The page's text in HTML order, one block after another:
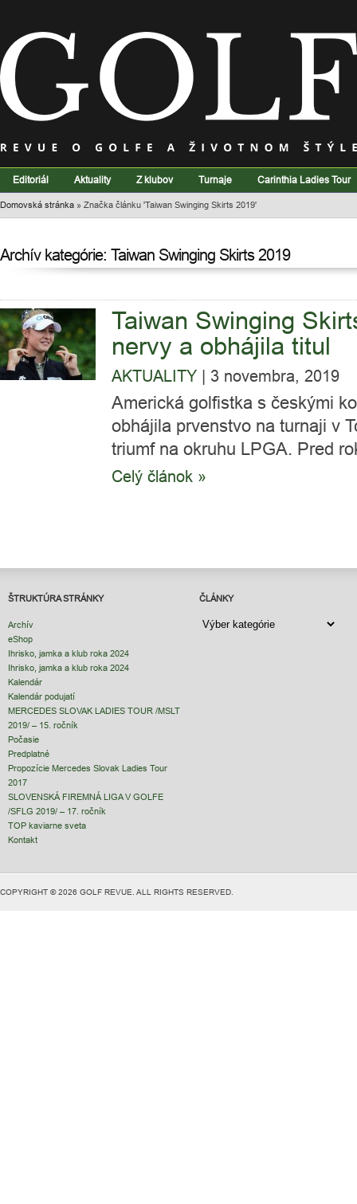
Editoriál Aktuality Z klubov Turnaje Carinthia Ladies Tour
Domovská stránka » Značka článku 'Taiwan Swinging Skirts 2019'
Archív kategórie: Taiwan Swinging Skirts 2019
Taiwan Swinging
nervy a obhájila titul
AKTUALITY | 3 novembra, 2019
Americká golfistka s českými
obhájila prvenstvo na turnaji v
triumf na okruhu LPGA. Pred
Celý článok »
ŠTRUKTÚRA STRÁNKY
Archív
eShop
Ihrisko, jamka a klub roka 2024
Ihrisko, jamka a klub roka 2024
Kalendár
Kalendár podujatí
MERCEDES SLOVAK LADIES TOUR /MSLT
2019/ – 15. ročník
Počasie
Predplatné
Propozície Mercedes Slovak Ladies Tour
2017
SLOVENSKÁ FIREMNÁ LIGA V GOLFE
/SFLG 2019/ – 17. ročník
TOP kaviarne sveta
Kontakt
ČLÁNKY
ČLÁNKY
COPYRIGHT © 2026 GOLF REVUE. ALL RIGHTS RESERVED.